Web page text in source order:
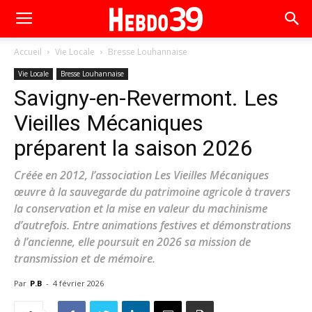
Accueil Vie Locale Bresse Louhannaise
Vie Locale Bresse Louhannaise
Savigny-en-Revermont. Les
Vieilles Mécaniques
préparent la saison 2026
Créée en 2012, l’association Les Vieilles Mécaniques
œuvre à la sauvegarde du patrimoine agricole à travers
la conservation et la mise en valeur du machinisme
d’autrefois. Entre animations festives et démonstrations
à l’ancienne, elle poursuit en 2026 sa mission de
transmission et de mémoire.
Par P.B - 4 février 2026